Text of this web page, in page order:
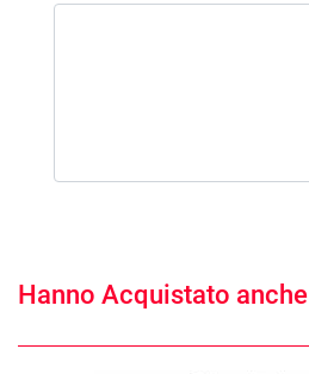
Hanno Acquistato anche